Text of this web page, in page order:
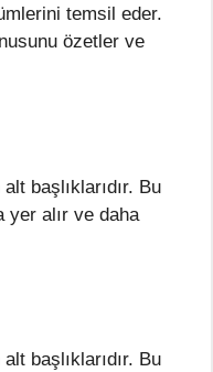
temsil eder.
özetler ve
başlıklarıdır. Bu
yer alır ve daha
başlıklarıdır. Bu